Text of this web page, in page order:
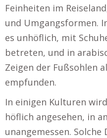
Feinheiten im
und Umgangsformen.
es unhöflich, mit
betreten, und in
Zeigen der Fußsohlen
empfunden.
In einigen Kulturen
höflich angesehen, in
unangemessen.